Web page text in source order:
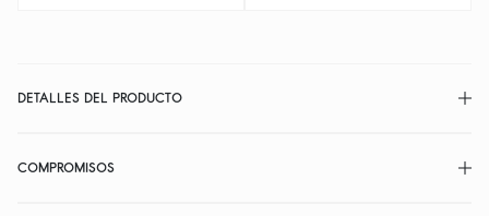
DETALLES DEL PRODUCTO
COMPROMISOS